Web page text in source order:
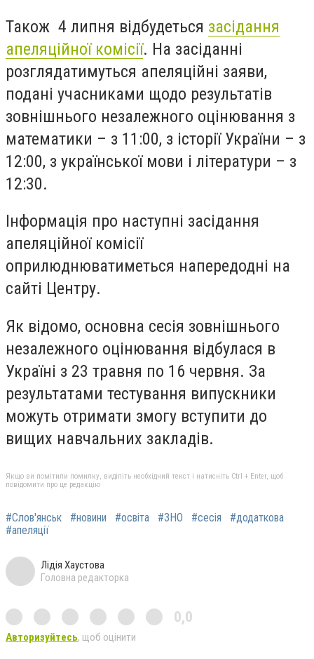
Також 4 липня відбудеться засідання
апеляційної комісії. На засіданні
розглядатимуться апеляційні заяви,
подані учасниками щодо результатів
зовнішнього незалежного оцінювання з
математики – з 11:00, з історії України – з
12:00, з української мови і літератури – з
12:30.
Інформація про наступні засідання
апеляційної комісії
оприлюднюватиметься напередодні на
сайті Центру.
Як відомо, основна сесія зовнішнього
незалежного оцінювання відбулася в
Україні з 23 травня по 16 червня. За
результатами тестування випускники
можуть отримати змогу вступити до
вищих навчальних закладів.
Якщо ви помітили помилку, виділіть необхідний текст і натисніть Ctrl + Enter, щоб
повідомити про це редакцію
#Слов'янськ #новини #освіта #ЗНО #сесія
#додаткова
#апеляції
Лідія Хаустова
Головна редакторка
0,0
Авторизуйтесь, щоб оцінити